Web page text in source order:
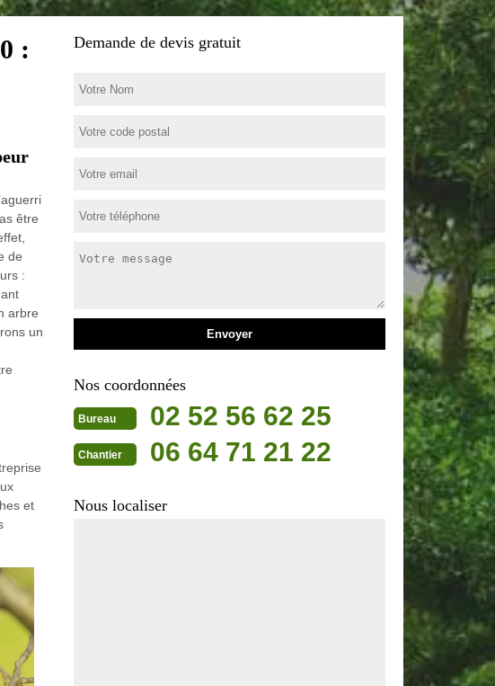
:
être
de
:
arbre
un
et
Demande de devis gratuit
Nos coordonnées
Bureau 02 52 56 62 25
Chantier 06 64 71 21 22
Nous localiser